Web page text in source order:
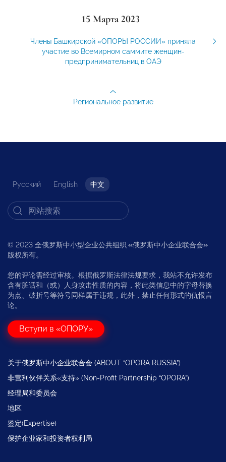
15 Марта 2023
Члены Башкирской «ОПОРЫ РОССИИ» приняла
участие во Всемирном саммите женщин-
предпринимательниц в ОАЭ
Региональное развитие
Русский English 中文
© 2023 全俄罗斯中小型企业公共组织 «俄罗斯中小企业联合会»
版权所有。
您的评论需经过审核。根据俄罗斯法律法规要求，我站不允许发布
含有脏话和（或）人身攻击性质的内容，将此类信息中的字母替换
为点、破折号等符号同样属于违规，此外，禁止任何形式的仇恨言
论。
Вступи в «ОПОРУ»
关于俄罗斯中小企业联合会 (ABOUT “OPORA RUSSIA”)
非营利伙伴关系«支持» (Non-Profit Partnership “OPORA”)
经理局和委员会
地区
鉴定(Expertise)
保护企业家和投资者权利局